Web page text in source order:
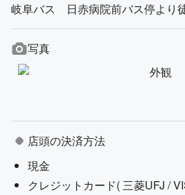
岐阜バス 日赤病院前バス停より
写真
店頭の決済方法
現金
クレジットカード(三菱UFJ /